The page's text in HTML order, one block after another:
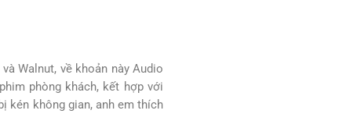
Walnut, về khoản này Audio
phòng khách, kết hợp với
kén không gian, anh em thích